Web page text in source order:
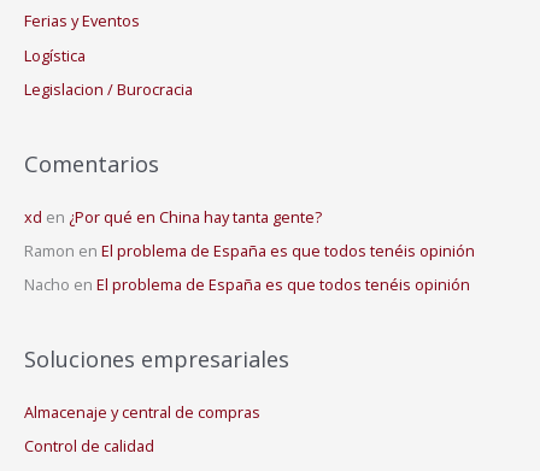
Ferias y Eventos
Logística
Legislacion / Burocracia
Comentarios
xd en ¿Por qué en China hay tanta gente?
Ramon en El problema de España es que todos tenéis opinión
Nacho en El problema de España es que todos tenéis opinión
Soluciones empresariales
Almacenaje y central de compras
Control de calidad